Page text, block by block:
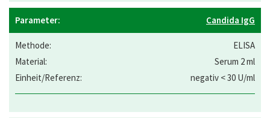
Candida IgG
ELISA
Serum 2 ml
negativ < 30 U/ml